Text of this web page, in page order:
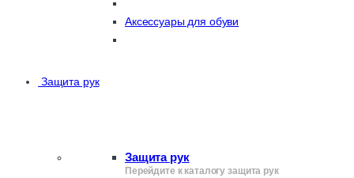
Аксессуары для обуви
Защита рук
Защита рук
Перейдите к каталогу защита рук